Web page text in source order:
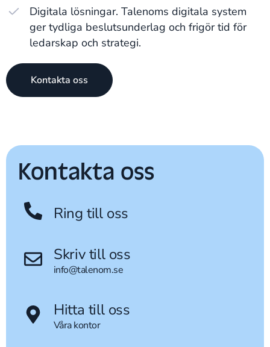
Digitala lösningar. Talenoms digitala system
ger tydliga beslutsunderlag och frigör tid för
ledarskap och strategi.
Kontakta oss
Kontakta oss
Ring till oss
Skriv till oss
info@talenom.se
Hitta till oss
Våra kontor